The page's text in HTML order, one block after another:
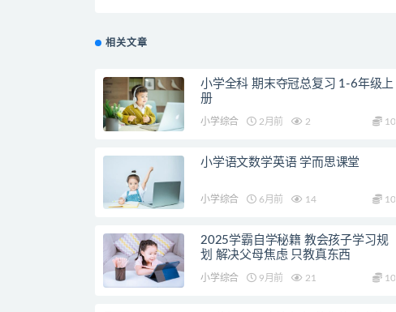
相关文章
小学全科 期末夺冠总复习 1-6年级上
册
小学综合 2月前 2 10
小学语文数学英语 学而思课堂
小学综合 6月前 14 10
2025学霸自学秘籍 教会孩子学习规
划 解决父母焦虑 只教真东西
小学综合 9月前 21 10